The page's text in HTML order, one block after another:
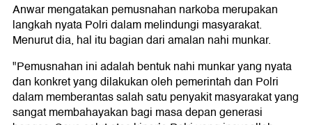
Anwar mengatakan pemusnahan narkoba merupakan
langkah nyata Polri dalam melindungi masyarakat.
Menurut dia, hal itu bagian dari amalan nahi munkar.
"Pemusnahan ini adalah bentuk nahi munkar yang nyata
dan konkret yang dilakukan oleh pemerintah dan Polri
dalam memberantas salah satu penyakit masyarakat yang
sangat membahayakan bagi masa depan generasi